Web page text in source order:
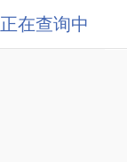
正在查询中